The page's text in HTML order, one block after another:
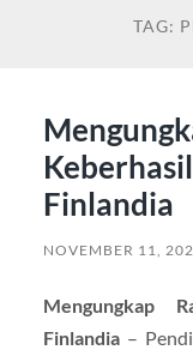
TAG:
Finlandia
NOVEMBER 11,
Mengungkap
Finlandia–